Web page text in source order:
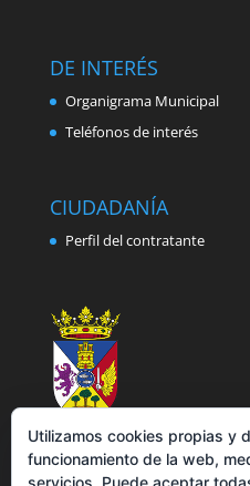
DE INTERÉS
Organigrama Municipal
Teléfonos de interés
CIUDADANÍA
Perfil del contratante
Utilizamos cookies propias y
funcionamiento de la web,
servicios. Puede aceptar